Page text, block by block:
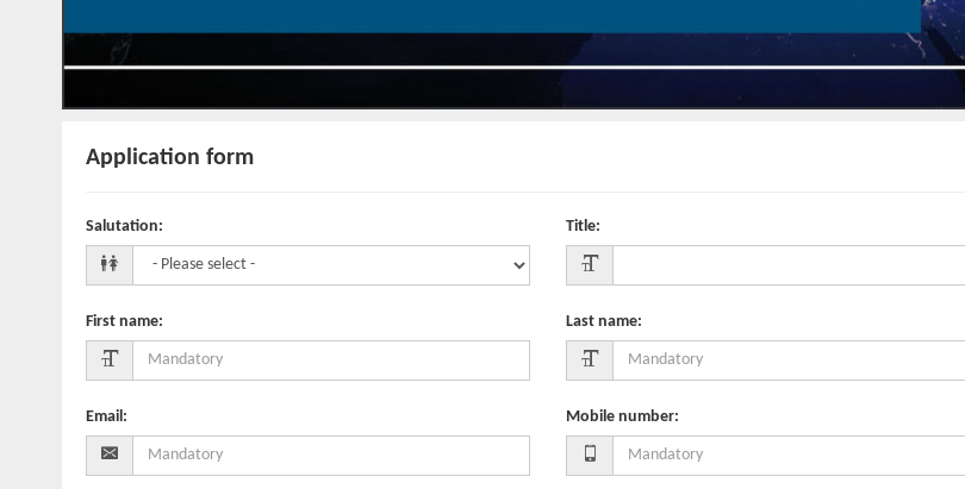
Application form
Salutation: Title:
First name: Last name:
Email : Mobile number: